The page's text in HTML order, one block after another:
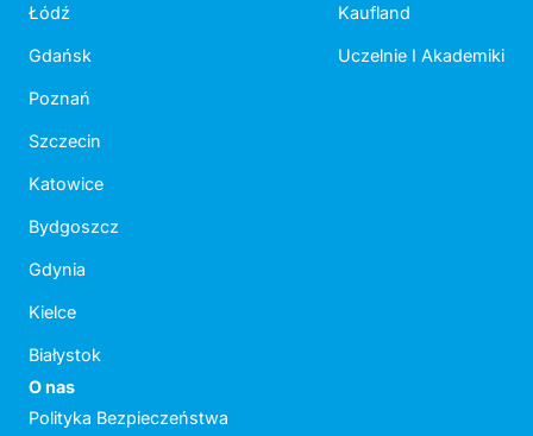
Łódź
Gdańsk
Poznań
Szczecin
Katowice
Bydgoszcz
Gdynia
Kielce
Białystok
Kaufland
Uczelnie I Akademiki
O nas
Polityka Bezpieczeństwa